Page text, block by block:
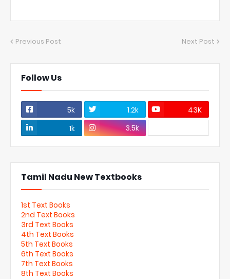
Previous Post Next Post
Follow Us
5k 1.2k
43K
1k
3.5k
Tamil Nadu New Textbooks
1st Text Books
2nd Text Books
3rd Text Books
4th Text Books
5th Text Books
6th Text Books
7th Text Books
8th Text Books